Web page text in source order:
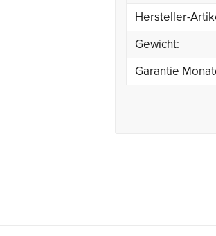
Hersteller-
Gewicht:
Garantie